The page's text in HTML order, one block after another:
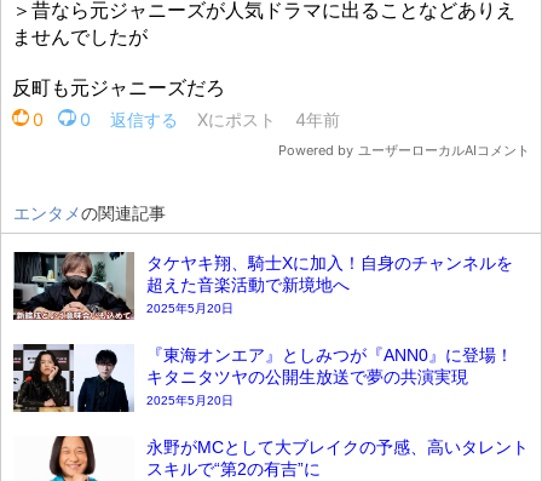
エンタメの関連記事
タケヤキ翔、騎士Xに加入！自身のチャンネルを
超えた音楽活動で新境地へ
2025年5月20日
『東海オンエア』としみつが『ANN0』に登場！
キタニタツヤの公開生放送で夢の共演実現
2025年5月20日
永野がMCとして大ブレイクの予感、高いタレント
スキルで“第2の有吉”に